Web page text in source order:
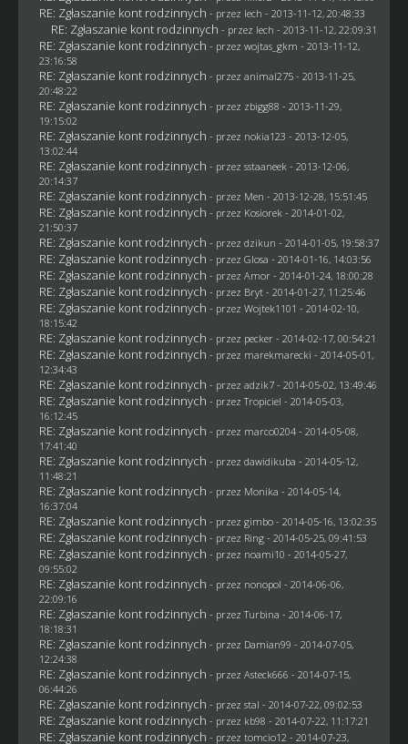
RE: Zgłaszanie kont rodzinnych - przez lech - 2013-11-12, 20:48:33
RE: Zgłaszanie kont rodzinnych - przez lech - 2013-11-12, 22:09:31
RE: Zgłaszanie kont rodzinnych - przez wojtas_gkm - 2013-11-12,
23:16:58
RE: Zgłaszanie kont rodzinnych - przez animal275 - 2013-11-25,
20:48:22
RE: Zgłaszanie kont rodzinnych - przez zbigg88 - 2013-11-29,
19:15:02
RE: Zgłaszanie kont rodzinnych - przez nokia123 - 2013-12-05,
13:02:44
RE: Zgłaszanie kont rodzinnych - przez sstaaneek- 2013-12-06,
20:14:37
RE: Zgłaszanie kont rodzinnych - przez Men - 2013-12-28, 15:51:45
RE: Zgłaszanie kont rodzinnych - przez Kosiorek- 2014-01-02,
21:50:37
RE: Zgłaszanie kont rodzinnych - przez dzikun - 2014-01-05, 19:58:37
RE: Zgłaszanie kont rodzinnych - przez Glosa - 2014-01-16, 14:03:56
RE: Zgłaszanie kont rodzinnych - przez Amor - 2014-01-24, 18:00:28
RE: Zgłaszanie kont rodzinnych - przez Bryt- 2014-01-27, 11:25:46
RE: Zgłaszanie kont rodzinnych - przez Wojtek1101 - 2014-02-10,
18:15:42
RE: Zgłaszanie kont rodzinnych - przez pecker- 2014-02-17, 00:54:21
RE: Zgłaszanie kont rodzinnych - przez marekmarecki - 2014-05-01,
12:34:43
RE: Zgłaszanie kont rodzinnych - przez adzik7 - 2014-05-02, 13:49:46
RE: Zgłaszanie kont rodzinnych - przezTropiciel - 2014-05-03,
16:12:45
RE: Zgłaszanie kont rodzinnych - przez marco0204- 2014-05-08,
17:41:40
RE: Zgłaszanie kont rodzinnych - przez dawidikuba - 2014-05-12,
11:48:21
RE: Zgłaszanie kont rodzinnych - przez Monika - 2014-05-14,
16:37:04
RE: Zgłaszanie kont rodzinnych - przez gimbo- 2014-05-16, 13:02:35
RE: Zgłaszanie kont rodzinnych - przez Ring- 2014-05-25, 09:41:53
RE: Zgłaszanie kont rodzinnych - przez noami10 - 2014-05-27,
09:55:02
RE: Zgłaszanie kont rodzinnych - przez nonopol - 2014-06-06,
22:09:16
RE: Zgłaszanie kont rodzinnych - przez Turbina - 2014-06-17,
18:18:31
RE: Zgłaszanie kont rodzinnych - przez Damian99 - 2014-07-05,
12:24:38
RE: Zgłaszanie kont rodzinnych - przez Asteck666 - 2014-07-15,
06:44:26
RE: Zgłaszanie kont rodzinnych - przez stal - 2014-07-22, 09:02:53
RE: Zgłaszanie kont rodzinnych - przez kb98 - 2014-07-22, 11:17:21
RE: Zgłaszanie kont rodzinnych - przez tomcio12 - 2014-07-23,